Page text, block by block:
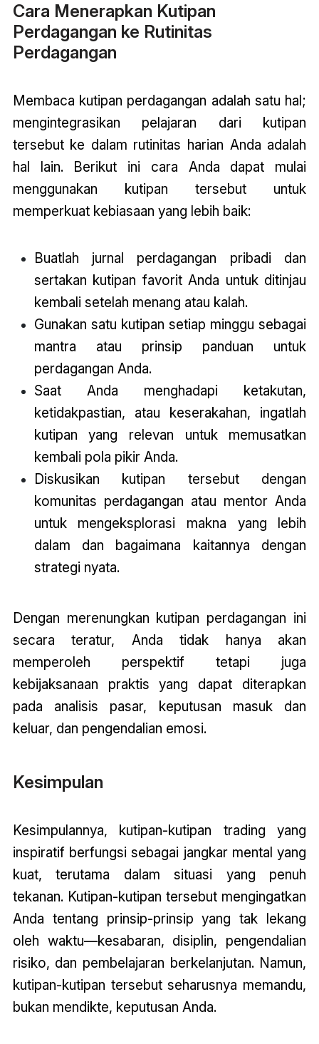
Cara Menerapkan Kutipan
Perdagangan ke Rutinitas
Perdagangan
Membaca kutipan perdagangan adalah satu hal;
mengintegrasikan pelajaran dari kutipan
tersebut ke dalam rutinitas harian Anda adalah
hal lain. Berikut ini cara Anda dapat mulai
menggunakan kutipan tersebut untuk
memperkuat kebiasaan yang lebih baik:
Buatlah jurnal perdagangan pribadi dan
sertakan kutipan favorit Anda untuk ditinjau
kembali setelah menang atau kalah.
Gunakan satu kutipan setiap minggu sebagai
mantra atau prinsip panduan untuk
perdagangan Anda.
Saat Anda menghadapi ketakutan,
ketidakpastian, atau keserakahan, ingatlah
kutipan yang relevan untuk memusatkan
kembali pola pikir Anda.
Diskusikan kutipan tersebut dengan
komunitas perdagangan atau mentor Anda
untuk mengeksplorasi makna yang lebih
dalam dan bagaimana kaitannya dengan
strategi nyata.
Dengan merenungkan kutipan perdagangan ini
secara teratur, Anda tidak hanya akan
memperoleh perspektif tetapi juga
kebijaksanaan praktis yang dapat diterapkan
pada analisis pasar, keputusan masuk dan
keluar, dan pengendalian emosi.
Kesimpulan
Kesimpulannya, kutipan-kutipan trading yang
inspiratif berfungsi sebagai jangkar mental yang
kuat, terutama dalam situasi yang penuh
tekanan. Kutipan-kutipan tersebut mengingatkan
Anda tentang prinsip-prinsip yang tak lekang
oleh waktu—kesabaran, disiplin, pengendalian
risiko, dan pembelajaran berkelanjutan. Namun,
kutipan-kutipan tersebut seharusnya memandu,
bukan mendikte, keputusan Anda.